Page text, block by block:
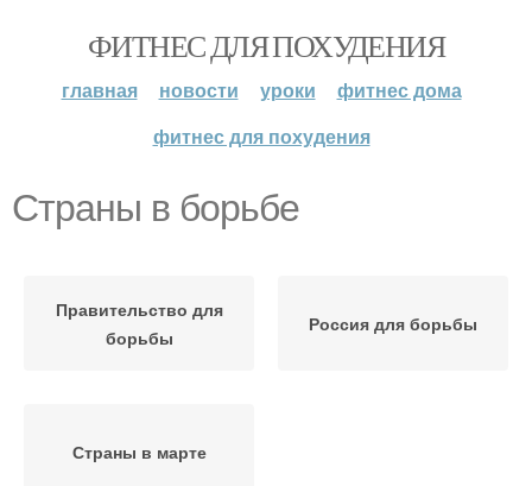
ФИТНЕС ДЛЯ ПОХУДЕНИЯ
главная новости уроки
фитнес дома
фитнес для похудения
Страны в борьбе
Правительство для
борьбы
Россия для борьбы
Страны в марте